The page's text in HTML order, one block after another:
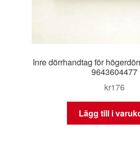
Inre dörrhandtag för
9643604477
kr176
Lägg till i